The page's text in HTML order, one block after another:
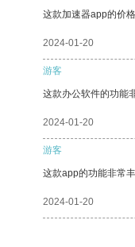
这款加速器app的价
2024-01-20
游客
这款办公软件的功能
2024-01-20
游客
这款app的功能非常
2024-01-20